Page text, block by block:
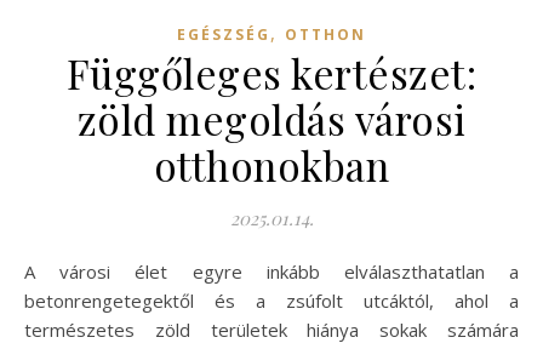
EGÉSZSÉG , OTTHON
Függőleges kertészet:
zöld megoldás városi
otthonokban
2025.01.14.
A városi élet egyre inkább elválaszthatatlan a
betonrengetegektől és a zsúfolt utcáktól, ahol a
természetes zöld területek hiánya sokak számára